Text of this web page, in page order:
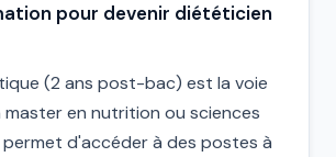
pour devenir diététicien
(2 ans post-bac) est la voie
master en nutrition ou sciences
d'accéder à des postes à